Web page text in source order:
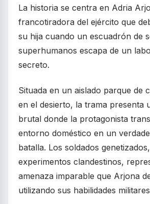
La historia se centra en Adria
francotiradora del ejército que
su hija cuando un escuadrón de
superhumanos escapa de un
secreto.
Situada en un aislado parque de
en el desierto, la trama presenta
brutal donde la protagonista
entorno doméstico en un
batalla. Los soldados
experimentos clandestinos,
amenaza imparable que Arjona
utilizando sus habilidades